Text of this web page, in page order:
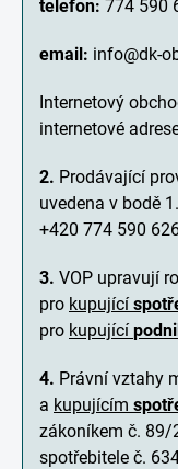
telefon: 774 590
email: info@dk-
Internetový
internetové
2. Prodávající
uvedena v bodě
+420 774 590
3. VOP upravují
pro kupující
pro kupující
4. Právní vztahy
a kupujícím
zákoníkem č. 89/
spotřebitele č.